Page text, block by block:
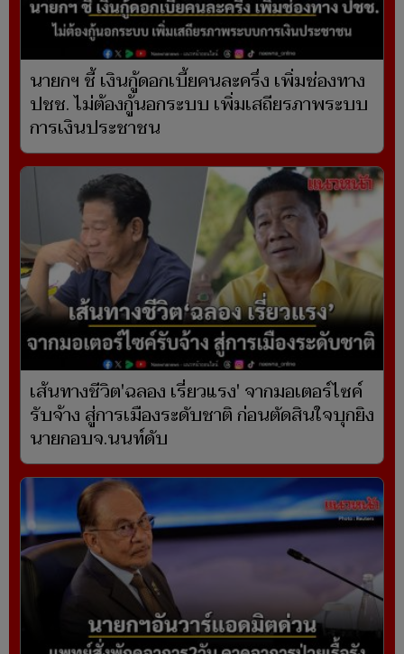
นายกฯ ชี้ เงินกู้ดอกเบี้ยคนละครึ่ง เพิ่มช่องทาง
ปชช. ไม่ต้องกู้นอกระบบ เพิ่มเสถียรภาพระบบ
การเงินประชาชน
เส้นทางชีวิต'ฉลอง เรี่ยวแรง' จากมอเตอร์ไซค์
รับจ้าง สู่การเมืองระดับชาติ ก่อนตัดสินใจบุกยิง
นายกอบจ.นนท์ดับ